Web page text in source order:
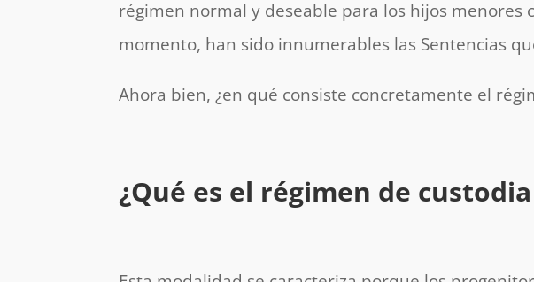
régimen normal y deseable para los hijos menores
momento, han sido innumerables las Sentencias
Ahora bien, ¿en qué consiste concretamente el
¿Qué es el régimen de